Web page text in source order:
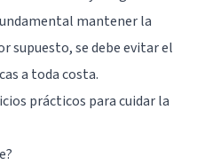
mantener la
supuesto, se debe evitar el
a toda costa.
prácticos para cuidar la